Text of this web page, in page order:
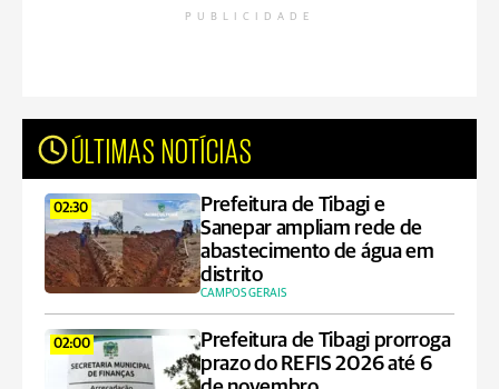
PUBLICIDADE
ÚLTIMAS NOTÍCIAS
02:30
Prefeitura de Tibagi e
Sanepar ampliam rede de
abastecimento de água em
distrito
CAMPOS GERAIS
02:00
Prefeitura de Tibagi prorroga
prazo do REFIS 2026 até 6